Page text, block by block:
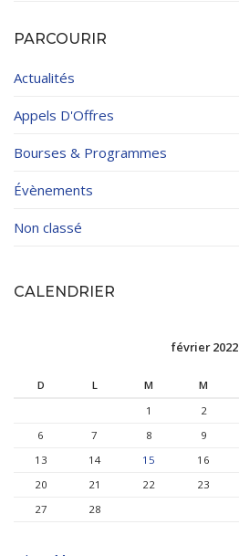
PARCOURIR
Actualités
Appels D'Offres
Bourses & Programmes
Évènements
Non classé
CALENDRIER
février 2022
D L M M
1
2
6
7 8 9
13
14 15 16
20
21 22 23
27
28